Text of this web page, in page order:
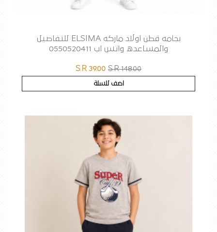
بجامه قطن اولاد ماركه ELSIMA للتفاصيل
والمساعده واتس اب 0550520411
S.R 39.00 S.R 148.00
اضف للسلة